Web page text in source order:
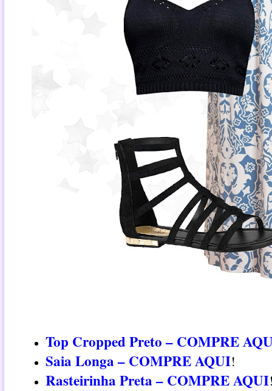
Top Cropped Preto – COMPRE
Saia Longa – COMPRE AQUI!
Rasteirinha Preta – COMPRE AQUI